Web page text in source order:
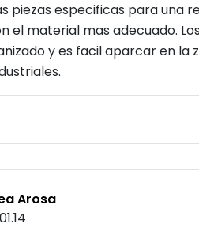
piezas especificas para una
el material mas adecuado.
y es facil aparcar en la
Arosa